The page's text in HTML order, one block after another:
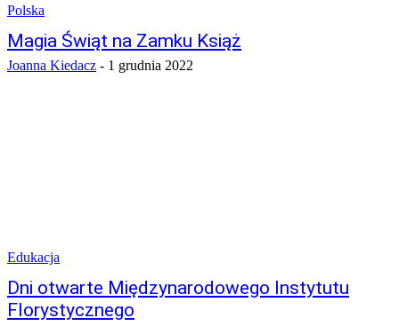
Polska
Magia Świąt na Zamku Książ
Joanna Kiedacz - 1 grudnia 2022
Edukacja
Dni otwarte Międzynarodowego Instytutu
Florystycznego